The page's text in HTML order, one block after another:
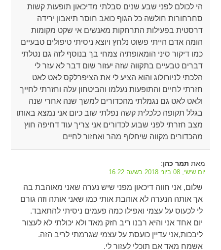
הי לכולם לפני שבע שנים סבלתי מדיכאון תופעות קשות
סחרחורות חולשה כל הגוף כואב חוסר תיאבון ירידה
דרסטית בפעילות התרחקות מאנשים אי שקט מקומות
הומה אדם הייתי פשוט נלחץ ויוצא ניסיתי טיפולים טבעיים
כמו דיקור סיני הומאופתיה צמחי בך בנוסף לזה גם נטלתי
דברים טבעיים בתקווה שזה יעזור שום דבר לא עזר לי
הלכתי לניורולוג והוא הציע לי את הציפרלקס לאט לאט
חזרתי לחיים והתופעות נעלמו והביטחון עלה וחזרתי לחייך
ולאט לאט גם נגמלתי מהכדורים למשך שנה אחרי שנה
בגלל תקופה כלכלית קשה נפלתי שוב כיום אני נמצא באותו
מצב חזרתי לפני שבוע לכדורים אני צריך עוד דחיפה חוץ
מהכדורים מקווה שיחלוף מהר ואחזור לחיים
מאת תמר כהן:
יום שישי, 08 ביוני 2018 בשעה 16:22
שלום, אני חווה דיכאון מפני שיש נערה שאני מאוהבת בה
אך אותה הנערה לא אוהבת אותי כמו שאני אותה וזה גורם
לי לכעוס על עצמי ואפילו כמה פעמים ניסיתי להתאבד.
יום אחד אני והיא רבנו ריב חזק מאד ולא יכולתי לא לעצור
ליבכות,אני עדיין כועסת על עצמי שגרמתי לריב הזה.
אשמח מאד אם תוכלי לעזור לי.